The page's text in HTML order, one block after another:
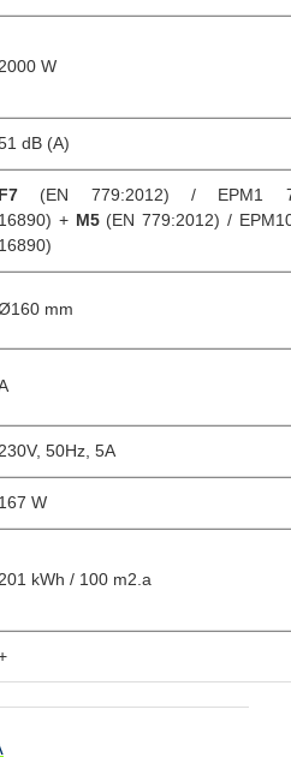
2000 W
dB (A)
F7 (EN 779:2012) / EPM1
16890) + M5(EN 779:2012) /
16890)
mm
230V, 50Hz, 5A
167 W
201 kWh / 100 m2.a